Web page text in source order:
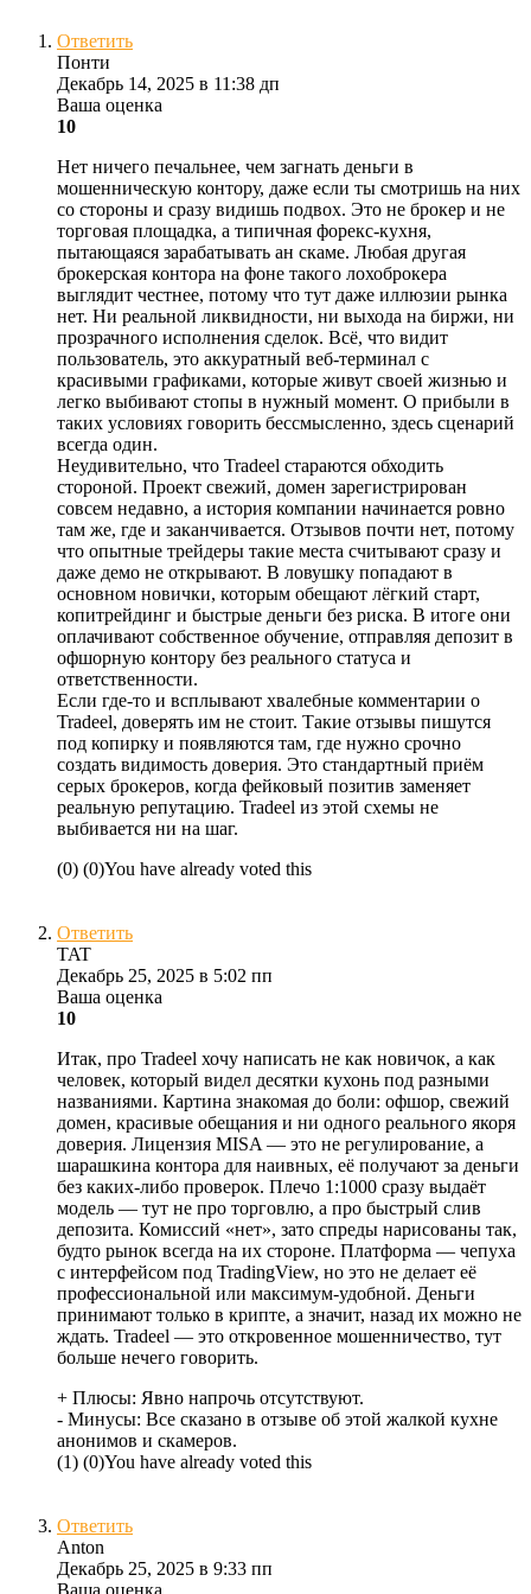
Ответить
Понти
Декабрь 14, 2025 в 11:38 дп
Ваша оценка
10
Нет ничего печальнее, чем загнать деньги в
мошенническую контору, даже если ты смотришь на них
со стороны и сразу видишь подвох. Это не брокер и не
торговая площадка, а типичная форекс-кухня,
пытающаяся зарабатывать ан скаме. Любая другая
брокерская контора на фоне такого лохоброкера
выглядит честнее, потому что тут даже иллюзии рынка
нет. Ни реальной ликвидности, ни выхода на биржи, ни
прозрачного исполнения сделок. Всё, что видит
пользователь, это аккуратный веб-терминал с
красивыми графиками, которые живут своей жизнью и
легко выбивают стопы в нужный момент. О прибыли в
таких условиях говорить бессмысленно, здесь сценарий
всегда один.
Неудивительно, что Tradeel стараются обходить
стороной. Проект свежий, домен зарегистрирован
совсем недавно, а история компании начинается ровно
там же, где и заканчивается. Отзывов почти нет, потому
что опытные трейдеры такие места считывают сразу и
даже демо не открывают. В ловушку попадают в
основном новички, которым обещают лёгкий старт,
копитрейдинг и быстрые деньги без риска. В итоге они
оплачивают собственное обучение, отправляя депозит в
офшорную контору без реального статуса и
ответственности.
Если где-то и всплывают хвалебные комментарии о
Tradeel, доверять им не стоит. Такие отзывы пишутся
под копирку и появляются там, где нужно срочно
создать видимость доверия. Это стандартный приём
серых брокеров, когда фейковый позитив заменяет
реальную репутацию. Tradeel из этой схемы не
выбивается ни на шаг.
(0) (0)You have already voted this
Ответить
TAT
Декабрь 25, 2025 в 5:02 пп
Ваша оценка
10
Итак, про Tradeel хочу написать не как новичок, а как
человек, который видел десятки кухонь под разными
названиями. Картина знакомая до боли: офшор, свежий
домен, красивые обещания и ни одного реального якоря
доверия. Лицензия MISA — это не регулирование, а
шарашкина контора для наивных, её получают за деньги
без каких-либо проверок. Плечо 1:1000 сразу выдаёт
модель — тут не про торговлю, а про быстрый слив
депозита. Комиссий «нет», зато спреды нарисованы так,
будто рынок всегда на их стороне. Платформа — чепуха
с интерфейсом под TradingView, но это не делает её
профессиональной или максимум-удобной. Деньги
принимают только в крипте, а значит, назад их можно не
ждать. Tradeel — это откровенное мошенничество, тут
больше нечего говорить.
+ Плюсы: Явно напрочь отсутствуют.
- Минусы: Все сказано в отзыве об этой жалкой кухне
анонимов и скамеров.
(1) (0)You have already voted this
Ответить
Anton
Декабрь 25, 2025 в 9:33 пп
Ваша оценка